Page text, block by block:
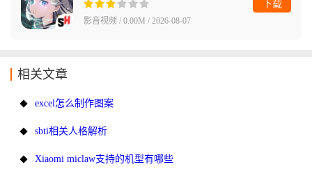
影音视频 / 0.00M / 2026-08-07
下载
相关文章
excel怎么制作图案
sbti相关人格解析
Xiaomi miclaw支持的机型有哪些